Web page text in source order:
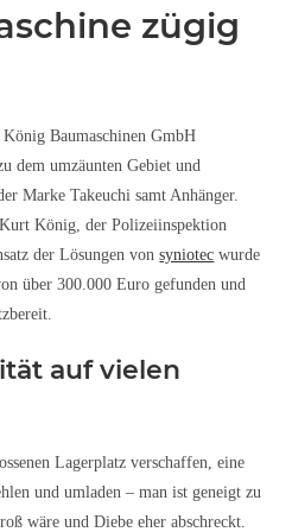
zügig
Baumaschinen GmbH
dem umzäunten Gebiet und
Marke Takeuchi samt Anhänger.
König, der Polizeiinspektion
der Lösungen vonsyniotec wurde
über 300.000 Euro gefunden und
auf vielen
Lagerplatz verschaffen, eine
und umladen – man ist geneigt zu
wäre und Diebe eher abschreckt.